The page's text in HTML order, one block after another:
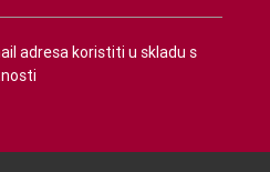
adresa koristiti u skladu s